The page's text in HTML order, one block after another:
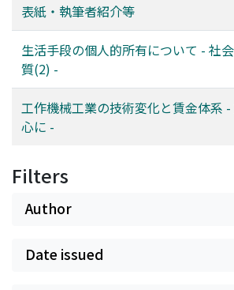
表紙・執筆者紹介等
生活手段の個人的所有について - 社
質(2) -
工作機械工業の技術変化と賃金体系
心に -
Filters
Author
Date issued